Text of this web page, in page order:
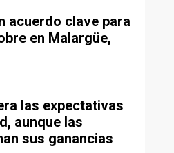
acuerdo clave para
en Malargüe,
las expectativas
aunque las
sus ganancias